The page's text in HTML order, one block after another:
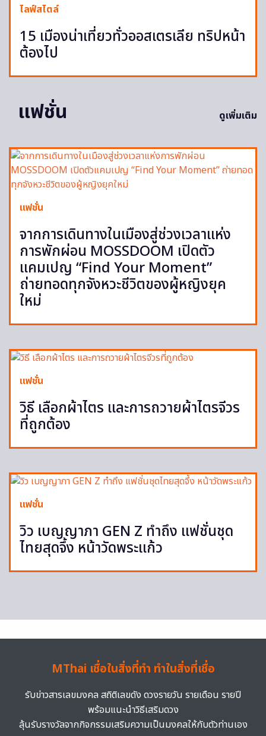
ไลฟ์สไตล์
15 เมืองน่าเที่ยวทั่วออสเตรเลีย ทริปหน้า
ต้องไป
แฟชั่น ดูเพิ่มเติม
แฟชั่น
จากการเดินทางในเมืองสู่ช่วงเวลาแห่ง
การพักผ่อน MOSSDOOM เปิดตัว
แคมเปญ “Find Your Moment”
ถ่ายทอดทุกจังหวะชีวิตของผู้หญิงยุค
ใหม่
แฟชั่น
วิธี เลือกผ้าไตร และการถวายผ้าไตรจีวร
ที่ถูกต้อง
แฟชั่น
วิว เบญญาภา GEN Z ทำถึง แฟชั่นชุด
ไทยสุดจึ้ง หน้าวัดพระแก้ว
MThai เชื่อในสิ่งที่ทำ ทำในสิ่งที่เชื่อ
รับข่าวสารเลขมงคล สถิติเลขดัง ดวงรายวัน รายเดือน รายปี
พร้อมแนะนำวิธีเสริมดวง
ลุ้นรับรางวัลจากกิจกรรมเสริมความเป็นมงคลให้กับตัวท่านเอง